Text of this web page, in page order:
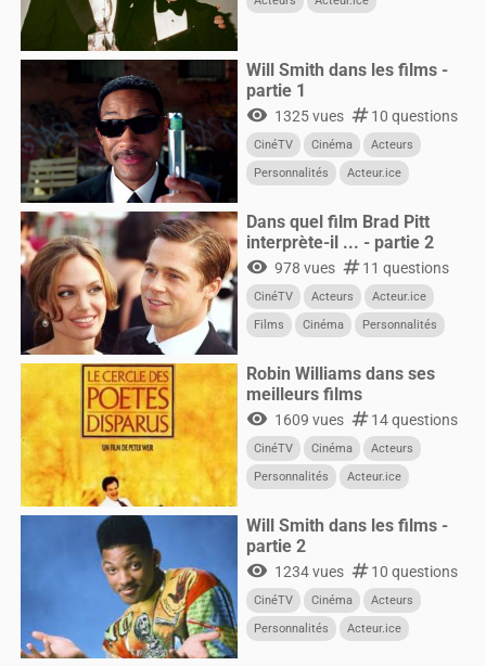
Will Smith dans les films -
partie 1
visibility 1325 vues numbers10 questions
CinéTV Cinéma
Acteurs
Personnalités
Acteur.ice
Dans quel film Brad Pitt
interprète-il ... - partie 2
visibility 978 vues numbers11 questions
CinéTV Acteurs
Acteur.ice
Films
Cinéma Personnalités
Robin Williams dans ses
meilleurs films
visibility 1609 vues numbers14 questions
CinéTV Cinéma
Acteurs
Personnalités
Acteur.ice
Will Smith dans les films -
partie 2
visibility 1234 vues numbers10 questions
CinéTV Cinéma
Acteurs
Personnalités
Acteur.ice